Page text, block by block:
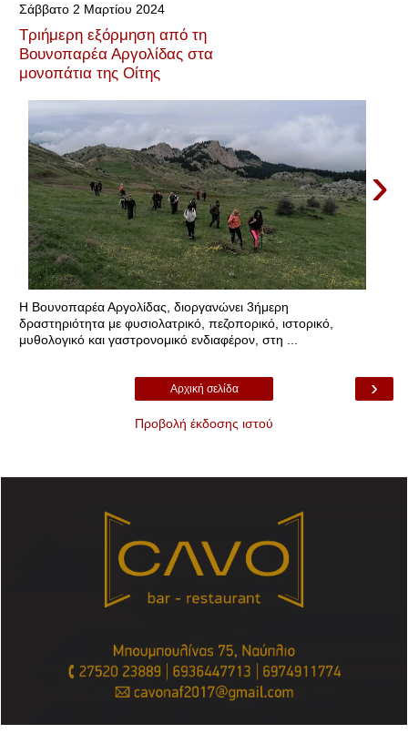
Σάββατο 2 Μαρτίου 2024
Τριήμερη εξόρμηση από τη
Βουνοπαρέα Αργολίδας στα
μονοπάτια της Οίτης
›
Η Βουνοπαρέα Αργολίδας, διοργανώνει 3ήμερη
δραστηριότητα με φυσιολατρικό, πεζοπορικό, ιστορικό,
μυθολογικό και γαστρονομικό ενδιαφέρον, στη ...
›
Αρχική σελίδα
Προβολή έκδοσης ιστού